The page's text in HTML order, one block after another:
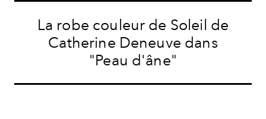
La robe couleur de Soleil de
Catherine Deneuve dans
"Peau d'âne"